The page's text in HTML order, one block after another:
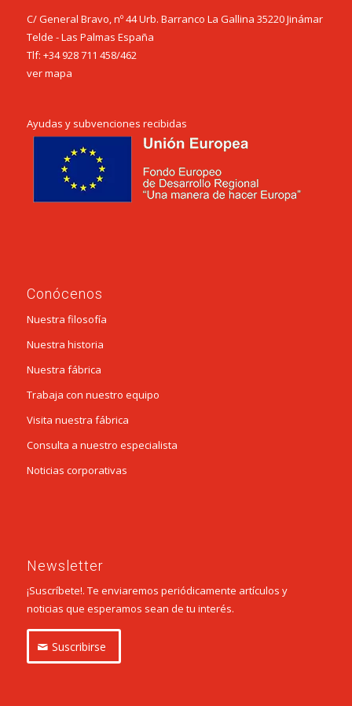
C/ General Bravo, nº 44 Urb. Barranco La Gallina 35220 Jinámar
Telde - Las Palmas España
Tlf: +34 928 711 458/462
ver mapa
Ayudas y subvenciones recibidas
Conócenos
Nuestra filosofía
Nuestra historia
Nuestra fábrica
Trabaja con nuestro equipo
Visita nuestra fábrica
Consulta a nuestro especialista
Noticias corporativas
Newsletter
¡Suscríbete!. Te enviaremos periódicamente artículos y
noticias que esperamos sean de tu interés.
Suscribirse